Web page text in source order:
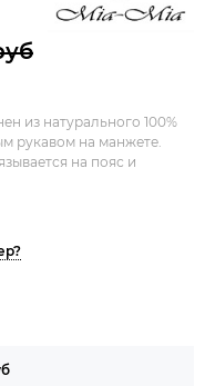
из натурального 100%
рукавом на манжете.
на пояс и